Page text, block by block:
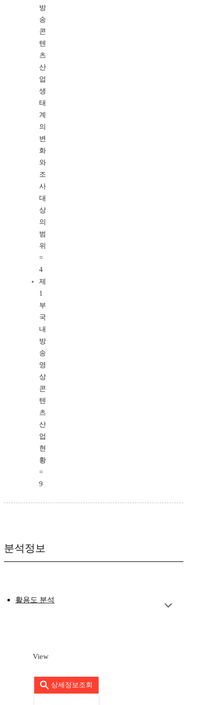
방
송
콘
텐
츠
산
업
생
태
계
의
변
화
와
조
사
대
상
의
범
위
=
4
제
1
부
국
내
방
송
영
상
콘
텐
츠
산
업
현
황
=
9
분석정보
활용도 분석
View
상세정보조회